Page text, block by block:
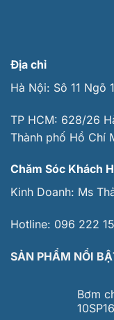
Địa chỉ
Hà Nội: Sô 11 Ngõ
TP HCM: 628/26
Thành phố Hồ Chí
Chăm Sóc Khách
Kinh Doanh: Ms
Hotline: 096 222
SẢN PHẨM NỔI
Bơm